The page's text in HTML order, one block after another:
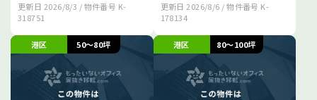
更新日 2026/8/3 / 物件番号 K-
318751
更新日2026/8/6 / 物件番号 K-
178134
港区 50～80坪 港区 80～100坪